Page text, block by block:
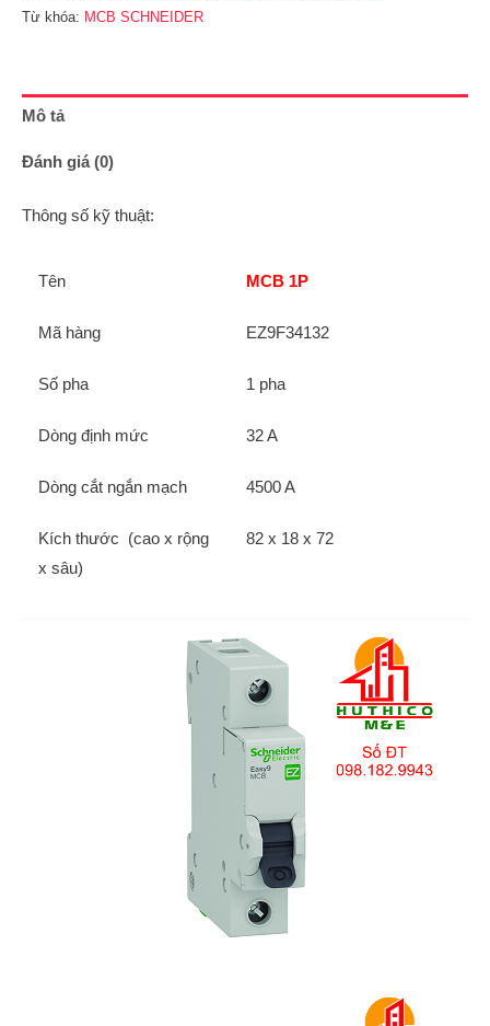
Từ khóa: MCB SCHNEIDER
Mô tả
Đánh giá (0)
Thông số kỹ thuật:
Tên MCB 1P
Mã hàng EZ9F34132
Số pha 1 pha
Dòng định mức 32 A
Dòng cắt ngắn mạch 4500 A
Kích thước (cao x rộng
x sâu)
82 x 18 x 72